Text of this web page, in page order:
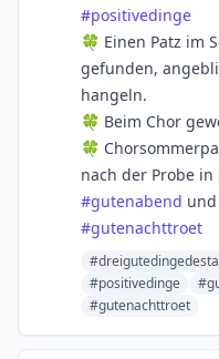
#positivedinge
🍀 Einen Patz im
gefunden,
hangeln.
🍀 Beim Chor
🍀
nach der Probe in
#gutenabend
#gutenachttroet
#positivedinge
#gutenachttroet